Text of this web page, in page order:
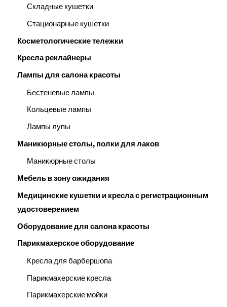
Складные кушетки
Стационарные кушетки
Косметологические тележки
Кресла реклайнеры
Лампы для салона красоты
Бестеневые лампы
Кольцевые лампы
Лампы лупы
Маникюрные столы, полки для лаков
Маникюрные столы
Мебель в зону ожидания
Медицинские кушетки и кресла с регистрационным
удостоверением
Оборудование для салона красоты
Парикмахерское оборудование
Кресла для барбершопа
Парикмахерские кресла
Парикмахерские мойки